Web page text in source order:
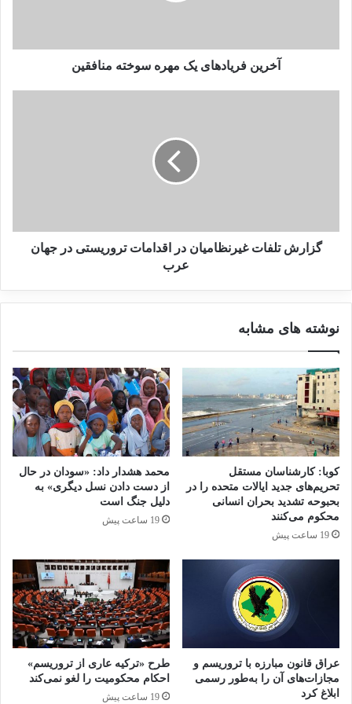
سال 2022: افغانستان همچنان در
بررسی فیلم‌ها و سریال‌های ایرانی
با موضوع داعش
نظرسنجی ها هم اشاره دارند که لوینستون حقیقت را
می گوید. یک نظرسنجی گالوپ در اوایل سال جاری
نشان داد که برای اولین بار، دموکرات های بیشتری با
فلسطینیان ابراز همدردی می کنند و اختلاف درصد آنها
به یازده درصد رسیده است.
در سال 2021، نظرسنجی انستیتو انتخابات یهودی
نشان داد که 58 درصد از رای دهندگان یهودی در امریکا
از اعمال محدودیت بر کمک های نظامی امریکا حمایت
می کنند تا از استفاده اسرائیل از این کمک ها برای
توسعه شهرک های صهیونیستی در کرانه باختری
جلوگیری نمایند. یک سوم نیز پذیرفتند که رفتار
اسرائیل با فلسطینیان مشابه رفتارهای نژادپرستانه در
ایالات متحده است و یک چهارم نیز گفتند که اسرائیل
یک دولت آپارتایدی است. چنین آماری برای رهبران
یهودی شوک آور بود.
آخرین فریادهای یک مهره سوخته منافقین
گزارش تلفات غیرنظامیان در اقدامات تروریستی در جهان
عرب
نوشته های مشابه
کوبا: کارشناسان مستقل
تحریم‌های جدید ایالات متحده را در
بحبوحه تشدید بحران انسانی
محکوم می‌کنند
19 ساعت پیش
محمد هشدار داد: «سودان در حال
از دست دادن نسل دیگری» به
دلیل جنگ است
19 ساعت پیش
عراق قانون مبارزه با تروریسم و
مجازات‌های آن را به‌طور رسمی
ابلاغ کرد
طرح «ترکیه عاری از تروریسم»
احکام محکومیت را لغو نمی‌کند
19 ساعت پیش